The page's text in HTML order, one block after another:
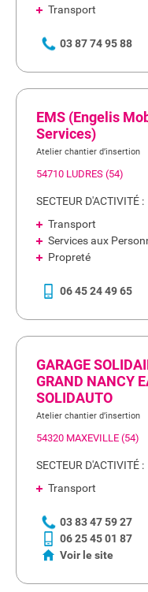
Transport
03 87 74 95 88
EMS (Engelis
Services)
Atelier chantier d’insertion
54710 LUDRES (54)
SECTEUR D'ACTIVITÉ :
Transport
Services aux
Propreté
06 45 24 49 65
GARAGE
GRAND NANCY
SOLIDAUTO
Atelier chantier d’insertion
54320 MAXEVILLE (54)
SECTEUR D'ACTIVITÉ :
Transport
03 83 47 59 27
06 25 45 01 87
Voir le site